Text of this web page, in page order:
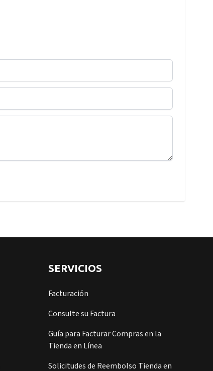
SERVICIOS
Facturación
Consulte su Factura
Guía para Facturar Compras en la
Tienda en Línea
Solicitudes de Reembolso Tienda en